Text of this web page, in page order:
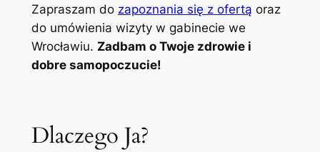
Zapraszam do zapoznania się z ofertą oraz
do umówienia wizyty w gabinecie we
Wrocławiu. Zadbam o Twoje zdrowie i
dobre samopoczucie!
Dlaczego Ja?